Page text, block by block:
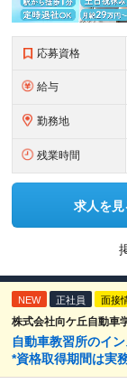
応募資格
給与
勤務地
残業時間
求人を見
NEW 正社員 面接
株式会社向ケ丘自動車
自動車教習所のイ
*資格取得期間は実